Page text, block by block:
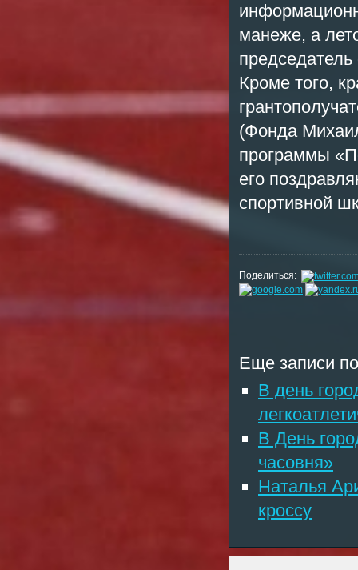
манеже, а
Кроме того,
(Фонда
программы «
его
спортивной
Поделиться:
Еще записи
В день
В День
часовня»
Наталья
кроссу